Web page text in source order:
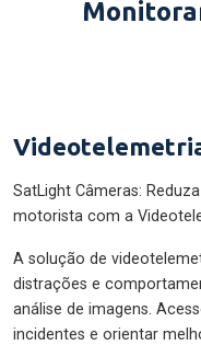
SatLight Câmeras:
motorista com a
A solução de
distrações e
análise de imagens.
incidentes e orientar